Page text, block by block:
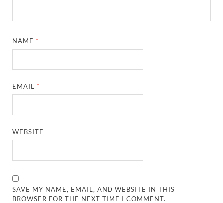
NAME *
EMAIL *
WEBSITE
SAVE MY NAME, EMAIL, AND WEBSITE IN THIS
BROWSER FOR THE NEXT TIME I COMMENT.